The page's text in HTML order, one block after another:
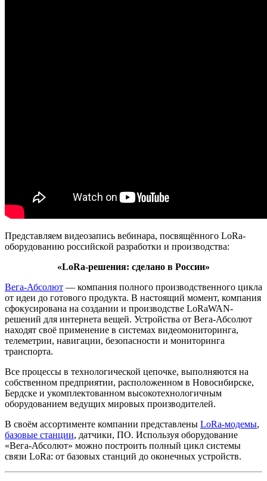
Представляем видеозапись вебинара, посвящённого LoRa-
оборудованию российской разработки и производства:
«LoRa-решения: сделано в России»
Вега-Абсолют — компания полного производственного цикла
от идеи до готового продукта. В настоящий момент, компания
сфокусирована на создании и производстве LoRaWAN-
решений для интернета вещей. Устройства от Вега-Абсолют
находят своё применение в системах видеомониторинга,
телеметрии, навигации, безопасности и мониторинга
транспорта.
Все процессы в технологической цепочке, выполняются на
собственном предприятии, расположенном в Новосибирске,
Бердске и укомплектованном высокотехнологичным
оборудованием ведущих мировых производителей.
В своём ассортименте компании представлены LoRa-модемы,
базовые станции, датчики, ПО. Используя оборудование
«Вега-Абсолют» можно построить полный цикл системы
связи LoRa: от базовых станций до оконечных устройств.